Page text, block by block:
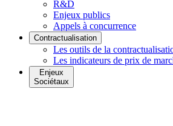
R&D
Enjeux publics
Appels à concurrence
Contractualisation
Les outils de la
Les indicateurs de prix de
Enjeux
Sociétaux